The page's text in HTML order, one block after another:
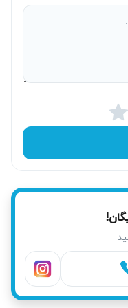
می‌شوند. این خدمت
در نیاوران